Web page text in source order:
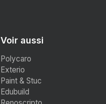
Voir aussi
Polycaro
Exterio
Paint & Stuc
Edubuild